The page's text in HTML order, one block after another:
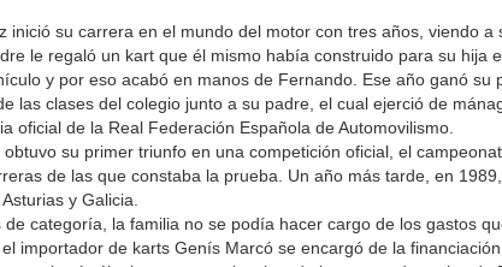
inició su carrera en el mundo del motor con tres años, viendo a
le regaló un kart que él mismo había construido para su hija
y por eso acabó en manos de Fernando. Ese año ganó su
las clases del colegio junto a su padre, el cual ejerció de
oficial de la Real Federación Española de Automovilismo.
su primer triunfo en una competición oficial, el
de las que constaba la prueba. Un año más tarde, en
y Galicia.
de categoría, la familia no se podía hacer cargo de los gastos
importador de karts Genís Marcó se encargó de la